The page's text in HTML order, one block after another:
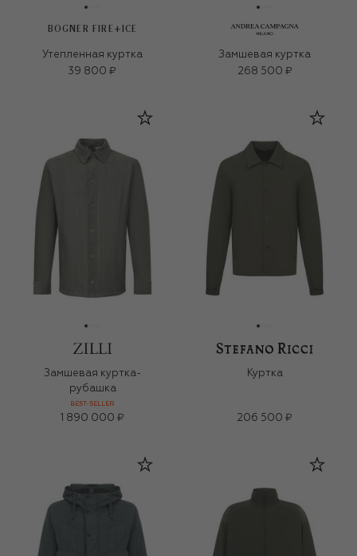
BOGNER FIRE+ICE
Утепленная куртка
39 800 ₽
Замшевая куртка
268 500 ₽
Замшевая куртка-
рубашка
BEST-SELLER
1 890 000 ₽
Куртка
206 500 ₽